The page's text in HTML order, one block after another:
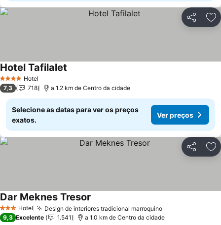
Partilhar
4 EstrelasHotel
Hotel Tafilalet
7,3 718 a 1.2 km de Centro da cidade
Selecione as datas para ver os preços
exatos.
Ver preços
Partilhar
3 EstrelasHotel Design de interiores tradicional marroquinoVer preços
Dar Meknes Tresor
9,3 Excelente 1.541 a 1.0 km de Centro da cidade